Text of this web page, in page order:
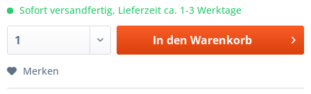
Sofort versandfertig, Lieferzeit ca. 1-3 Werktage
In den Warenkorb
Merken